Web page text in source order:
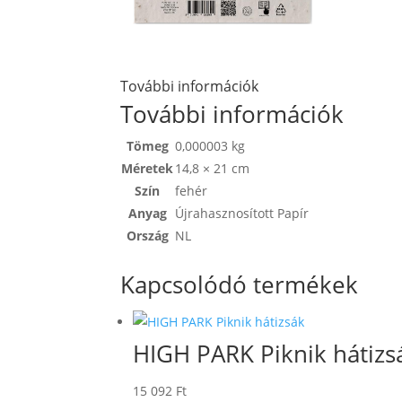
További információk
További információk
Tömeg 0,000003 kg
Méretek 14,8 × 21 cm
Szín
fehér
Anyag Újrahasznosított Papír
Ország NL
Kapcsolódó termékek
HIGH PARK Piknik
15 092 Ft